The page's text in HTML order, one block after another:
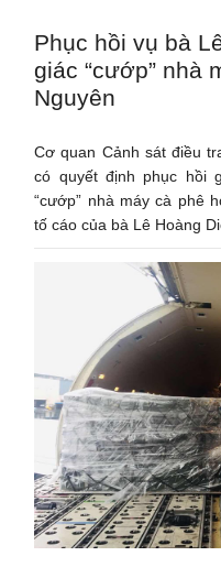
Phục hồi vụ bà
giác “cướp” nhà
Nguyên
Cơ quan Cảnh sát điều
có quyết định phục hồi
“cướp” nhà máy cà phê
tố cáo của bà Lê Hoàng